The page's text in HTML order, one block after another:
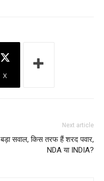
X
Next article
बड़ा सवाल, किस तरफ हैं शरद पवार,
NDA या INDIA?